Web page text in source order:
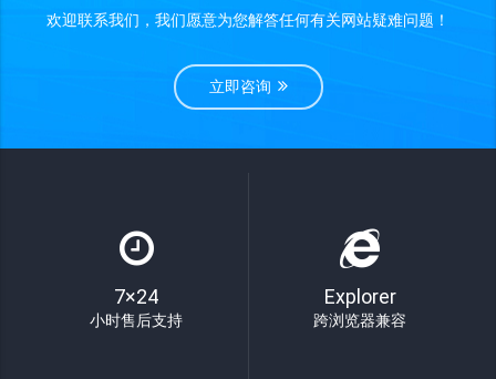
欢迎联系我们，我们愿意为您解答任何有关网站疑难问题！
立即咨询
7×24
小时售后支持
Explorer
跨浏览器兼容